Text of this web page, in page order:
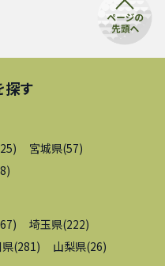
探す
25) 宮城県(57)
)
67) 埼玉県(222)
(281) 山梨県(26)